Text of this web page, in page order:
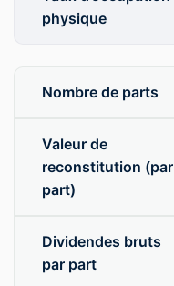
physique
Nombre de parts
Valeur de
reconstitution (par
part)
Dividendes bruts
par part